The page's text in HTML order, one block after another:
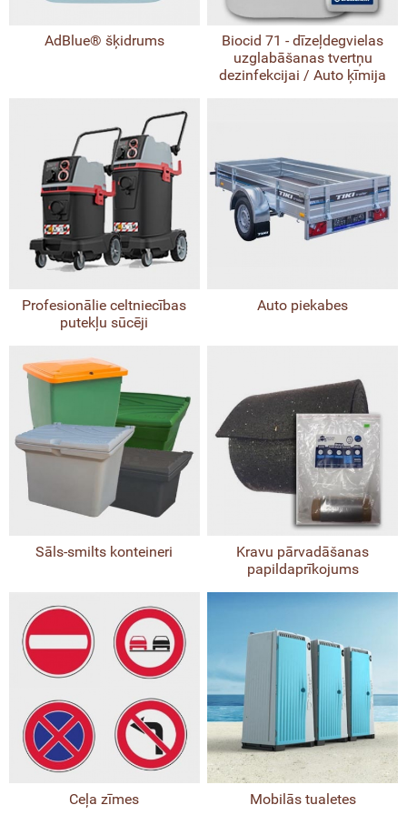
AdBlue® šķidrums
Biocid 71 - dīzeļdegvielas
uzglabāšanas tvertņu
dezinfekcijai / Auto ķīmija
Profesionālie celtniecības
putekļu sūcēji
Auto piekabes
Sāls-smilts konteineri
Kravu pārvadāšanas
papildaprīkojums
Ceļa zīmes Mobilās tualetes